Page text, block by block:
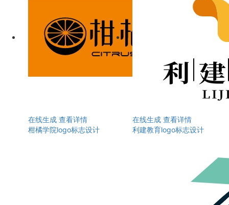
在线生成 查看详情
柑橘学院logo标志设计
在线生成 查看详情
利建教育logo标志设计